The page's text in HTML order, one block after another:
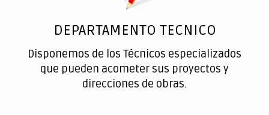
DEPARTAMENTO TECNICO
Disponemos de los Técnicos especializados
que pueden acometer sus proyectos y
direcciones de obras.